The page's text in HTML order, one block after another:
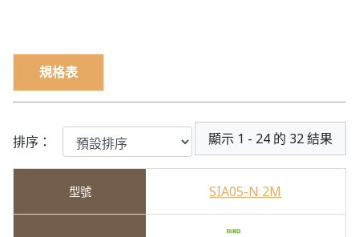
規格表
排序： 顯示 1 - 24 的 32 結果
SIA05-N 2M